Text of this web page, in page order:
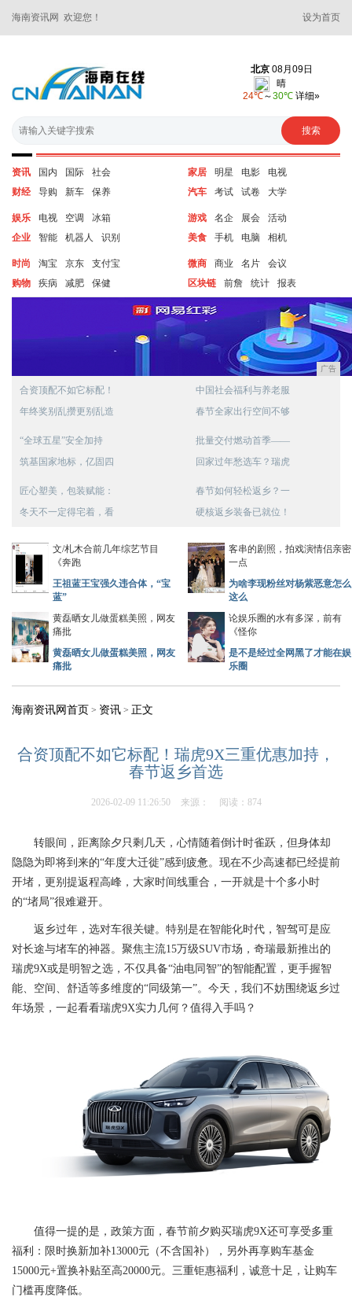
海南资讯网 欢迎您！ 设为首页
资讯 国内 国际
社会
财经
导购 新车 保养
家居 明星 电影
电视
汽车
考试 试卷 大学
娱乐 电视 空调
冰箱
企业
智能 机器人 识别
游戏 名企 展会
活动
美食
手机 电脑 相机
时尚 淘宝 京东
支付宝
购物
疾病 减肥 保健
微商 商业 名片
会议
区块链
前詹 统计 报表
广告
合资顶配不如它标配！
年终奖别乱攒更别乱造
中国社会福利与养老服
春节全家出行空间不够
“全球五星”安全加持
筑基国家地标，亿固四
批量交付燃动首季——
回家过年愁选车？瑞虎
匠心塑美，包装赋能：
冬天不一定得宅着，看
春节如何轻松返乡？一
硬核返乡装备已就位！
文/札木合前几年综艺节目
《奔跑
王祖蓝王宝强久违合体，“宝
蓝”
客串的剧照，拍戏演情侣亲密
一点
为啥李现粉丝对杨紫恶意怎么
这么
黄磊晒女儿做蛋糕美照，网友
痛批
黄磊晒女儿做蛋糕美照，网友
痛批
论娱乐圈的水有多深，前有
《怪你
是不是经过全网黑了才能在娱
乐圈
海南资讯网首页 > 资讯 > 正文
合资顶配不如它标配！瑞虎9X三重优惠加持，
春节返乡首选
2026-02-09 11:26:50 来源： 阅读：874
转眼间，距离除夕只剩几天，心情随着倒计时雀跃，但身体却
隐隐为即将到来的“年度大迁徙”感到疲惫。现在不少高速都已经提前
开堵，更别提返程高峰，大家时间线重合，一开就是十个多小时
的“堵局”很难避开。
返乡过年，选对车很关键。特别是在智能化时代，智驾可是应
对长途与堵车的神器。聚焦主流15万级SUV市场，奇瑞最新推出的
瑞虎9X或是明智之选，不仅具备“油电同智”的智能配置，更手握智
能、空间、舒适等多维度的“同级第一”。今天，我们不妨围绕返乡过
年场景，一起看看瑞虎9X实力几何？值得入手吗？
值得一提的是，政策方面，春节前夕购买瑞虎9X还可享受多重
福利：限时换新加补13000元（不含国补），另外再享购车基金
15000元+置换补贴至高20000元。三重钜惠福利，诚意十足，让购车
门槛再度降低。